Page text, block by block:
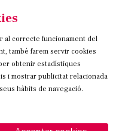
CookiesContacteu
instagram
a twitter
Link a facebook
al correcte funcionament del
també farem servir cookies
obtenir estadístiques
i mostrar publicitat relacionada
hàbits de navegació.